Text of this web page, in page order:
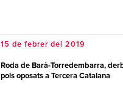
15 de febrer del 2019
Roda de Barà-Torredembarra,
pols oposats a Tercera Catalana